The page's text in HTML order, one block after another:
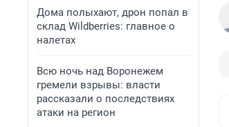
Дома полыхают, дрон попал в
склад Wildberries: главное о
налетах
Всю ночь над Воронежем
гремели взрывы: власти
рассказали о последствиях
атаки на регион